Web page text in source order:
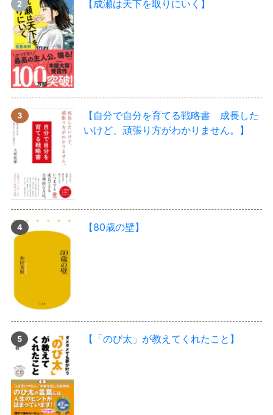
【成瀬は天下を取りにいく】
【自分で自分を育てる戦略書 成長した
いけど、頑張り方がわかりません。】
【80歳の壁】
【「のび太」が教えてくれたこと】